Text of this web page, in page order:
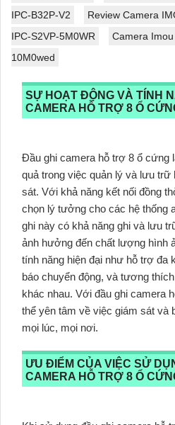
IPC-B32P-V2
Review Camera
IPC-S2VP-5M0WR
Camera
10M0wed
SỰ HOẠT ĐỘNG VÀ TÍNH
CAMERA HỖ TRỢ 8 Ổ
Đầu ghi camera hỗ trợ 8 ổ cứng
quả trong việc quản lý và lưu
sát. Với khả năng kết nối đồng
chọn lý tưởng cho các hệ thống
ghi này có khả năng ghi và lưu
ảnh hưởng đến chất lượng hình
tính năng hiện đại như hỗ trợ đa
báo chuyển động, và tương
khác nhau. Với đầu ghi camera
thể yên tâm về việc giám sát và
mọi lúc, mọi nơi.
ƯU ĐIỂM CỦA VIỆC SỬ
CAMERA HỖ TRỢ 8 Ổ